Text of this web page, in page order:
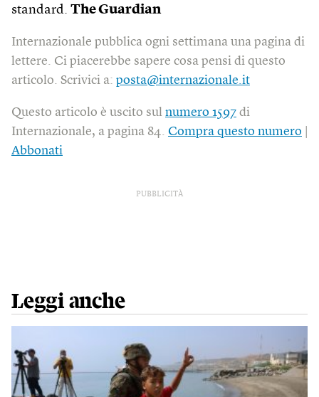
standard. The Guardian
Internazionale pubblica ogni settimana una pagina di
lettere. Ci piacerebbe sapere cosa pensi di questo
articolo. Scrivici a: posta@internazionale.it
Questo articolo è uscito sul numero 1597 di
Internazionale, a pagina 84. Compra questo numero
Abbonati
PUBBLICITÀ
Leggi anche